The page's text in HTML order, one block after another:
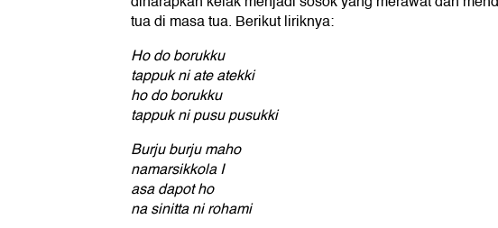
tua di masa tua. Berikut liriknya:
Ho do borukku
tappuk ni ate atekki
ho do borukku
tappuk ni pusu pusukki
Burju burju maho
namarsikkola I
asa dapot ho
na sinitta ni rohami